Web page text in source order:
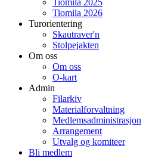
Tiomila 2026
Turorientering
Skautraver'n
Stolpejakten
Om oss
Om oss
O-kart
Admin
Filarkiv
Materialforvaltning
Medlemsadministrasjon
Arrangement
Utvalg og komiteer
Bli medlem